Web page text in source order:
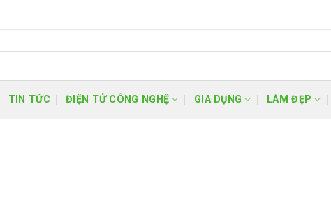
TIN TỨC ĐIỆN TỬ CÔNG NGHỆ GIA DỤNG LÀM ĐẸP